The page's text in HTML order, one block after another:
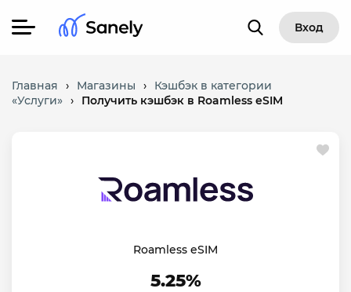
Вход
Главная › Магазины ›
Кэшбэк в категории
«Услуги» › Получить кэшбэк в Roamless eSIM
Roamless eSIM
5.25%